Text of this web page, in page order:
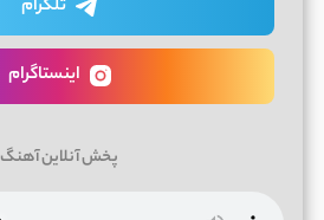
تلگرام
اینستاگرام
پخش آنلاین آهنگ